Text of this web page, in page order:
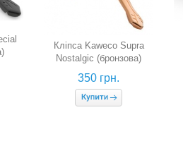
Кліпса Kaweco Supra
Nostalgic (бронзова)
350 грн.